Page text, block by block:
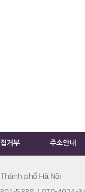
거부 주소안내
phố Hà Nội